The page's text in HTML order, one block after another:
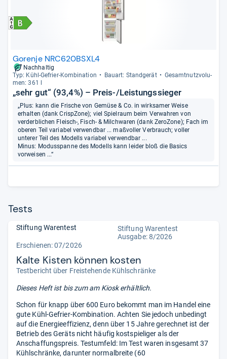
Gorenje NRC620BSXL4
Nachhaltig
Typ: Kühl-​Gefrier-​Kom­bi­na­tion
Bau­art: Stand­ge­rät
Gesamt­nutz­vo­lu­
men: 361 l
„sehr gut“ (93,4%) – Preis-/Leistungssieger
„Plus: kann die Frische von Gemüse & Co. in wirksamer Weise
erhalten (dank CrispZone); viel Spielraum beim Verwahren von
verderblichen Fleisch-, Fisch- & Milchwaren (dank ZeroZone); Fach im
oberen Teil variabel verwendbar ... maßvoller Verbrauch; voller
unterer Teil des Modells variabel verwendbar ...
Minus: Modusspanne des Modells kann leider bloß die Basics
vorweisen ...“
Tests
Stiftung Warentest
Stiftung Warentest
Ausgabe: 8/2026
Erschienen:07/2026
Kalte Kisten können kosten
Testbericht über Freistehende Kühlschränke
Dieses Heft ist bis zumam Kiosk erhältlich.
Schon für knapp über 600 Euro bekommt man im Handel eine
gute Kühl-Gefrier-Kombination. Achten Sie jedoch unbedingt
auf die Energieeffizienz, denn über 15 Jahre gerechnet ist der
Betrieb des Geräts nicht häufig kostspieliger als der
Anschaffungspreis. Testumfeld: Im Test waren insgesamt 37
Kühlschränke, darunter normalbreite (60